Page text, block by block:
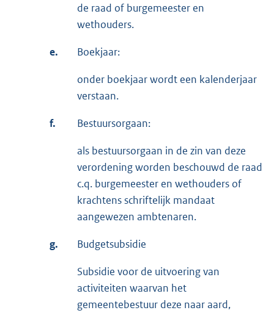
de raad of burgemeester en
wethouders.
e. Boekjaar:
onder boekjaar wordt een kalenderjaar
verstaan.
f. Bestuursorgaan:
als bestuursorgaan in de zin van deze
verordening worden beschouwd de raad
c.q. burgemeester en wethouders of
krachtens schriftelijk mandaat
aangewezen ambtenaren.
g. Budgetsubsidie
Subsidie voor de uitvoering van
activiteiten waarvan het
gemeentebestuur deze naar aard,